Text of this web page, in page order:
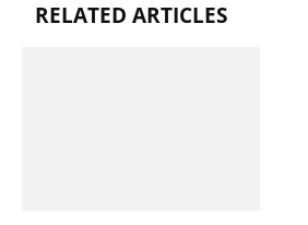
RELATED ARTICLES